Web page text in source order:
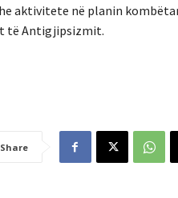
aktivitete në planin
të Antigjipsizmit.
Share